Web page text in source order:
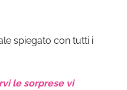
spiegato con tutti i
le sorprese vi